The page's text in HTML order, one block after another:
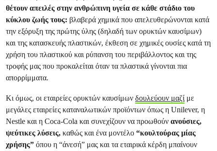
θέτουν απειλές στην ανθρώπινη υγεία σε κάθε στάδιο του
κύκλου ζωής τους: βλαβερά χημικά που απελευθερώνονται κατά
την εξόρυξη της πρώτης ύλης (δηλαδή των ορυκτών καυσίμων)
και της κατασκευής πλαστικών, έκθεση σε χημικές ουσίες κατά τη
χρήση του πλαστικού και ρύπανση του περιβάλλοντος και της
τροφής μας που προκαλείται όταν τα πλαστικά γίνονται πια
απορρίμματα.
Κι όμως, οι εταιρείες ορυκτών καυσίμων δουλεύουν μαζίμε
μεγάλες εταιρείες καταναλωτικών προϊόντων όπως η Unilever, η
Nestle και η Coca-Cola και συνεχίζουν να προωθούν ανούσιες,
ψεύτικες λύσεις, καθώς και ένα μοντέλο “κουλτούρας μίας
χρήσης” όπου η “άνεσή” μας και τα εταιρικά κέρδη μπαίνουν